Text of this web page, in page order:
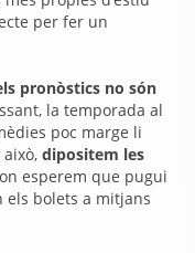
per fer un
pronòstics no són
la temporada al
poc marge li
dipositem les
on esperem que pugui
bolets a mitjans